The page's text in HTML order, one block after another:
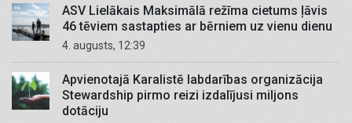
ASV Lielākais Maksimālā režīma cietums ļāvis
46 tēviem sastapties ar bērniem uz vienu dienu
4. augusts, 12:39
Apvienotajā Karalistē labdarības organizācija
Stewardship pirmo reizi izdalījusi miljons
dotāciju